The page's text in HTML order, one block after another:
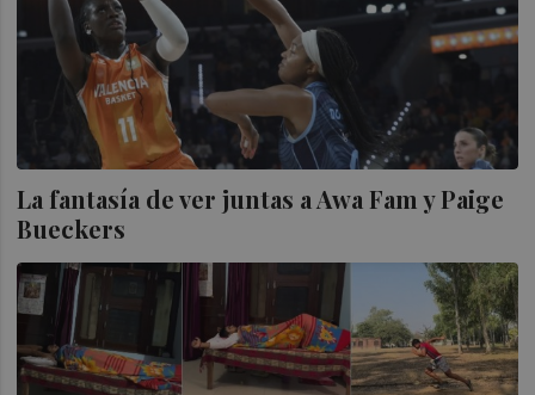
La fantasía de ver juntas a Awa Fam y Paige
Bueckers